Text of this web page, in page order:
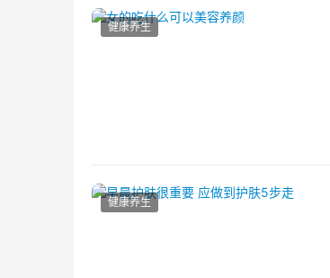
健康养生
健康养生